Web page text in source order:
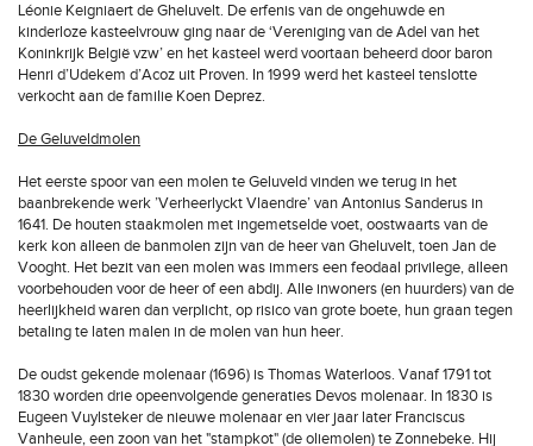
Léonie Keigniaert de Gheluvelt. De erfenis van de ongehuwde en
kinderloze kasteelvrouw ging naar de ‘Vereniging van de Adel van het
Koninkrijk België vzw’ en het kasteel werd voortaan beheerd door baron
Henri d’Udekem d’Acoz uit Proven. In 1999 werd het kasteel tenslotte
verkocht aan de familie Koen Deprez.
De Geluveldmolen
Het eerste spoor van een molen te Geluveld vinden we terug in het
baanbrekende werk ’Verheerlyckt Vlaendre’ van Antonius Sanderus in
1641. De houten staakmolen met ingemetselde voet, oostwaarts van de
kerk kon alleen de banmolen zijn van de heer van Gheluvelt, toen Jan de
Vooght. Het bezit van een molen was immers een feodaal privilege, alleen
voorbehouden voor de heer of een abdij. Alle inwoners (en huurders) van de
heerlijkheid waren dan verplicht, op risico van grote boete, hun graan tegen
betaling te laten malen in de molen van hun heer.
De oudst gekende molenaar (1696) is Thomas Waterloos. Vanaf 1791 tot
1830 worden drie opeenvolgende generaties Devos molenaar. In 1830 is
Eugeen Vuylsteker de nieuwe molenaar en vier jaar later Franciscus
Vanheule, een zoon van het "stampkot" (de oliemolen) te Zonnebeke. Hij